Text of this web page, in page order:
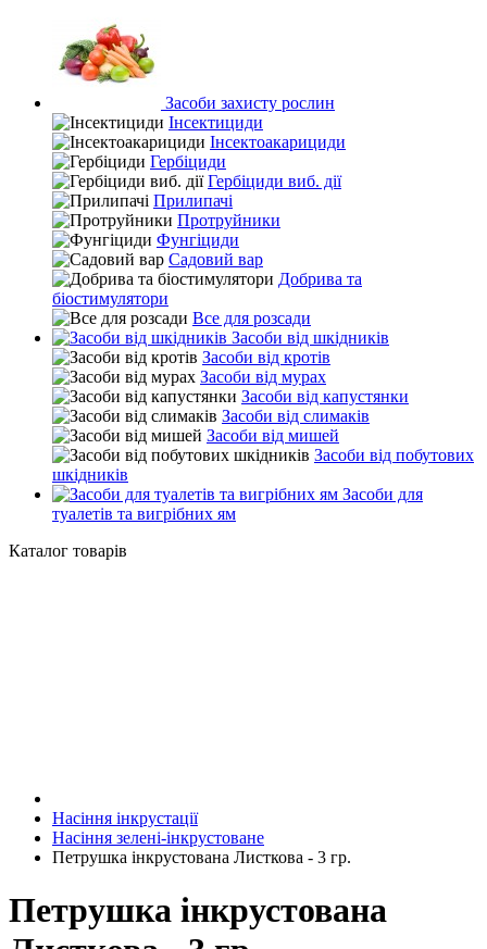
Засоби захисту рослин
Інсектициди
Інсектоакарициди
Гербіциди
Гербіциди виб. дії
Прилипачі
Протруйники
Фунгіциди
Садовий вар
Добрива та
біостимулятори
Все для розсади
Засоби від шкідників
Засоби від кротів
Засоби від мурах
Засоби від капустянки
Засоби від слимаків
Засоби від мишей
Засоби від побутових
шкідників
Засоби для
туалетів та вигрібних ям
Каталог товарів
Насіння інкрустації
Насіння зелені-інкрустоване
Петрушка інкрустована Листкова - 3 гр.
Петрушка інкрустована